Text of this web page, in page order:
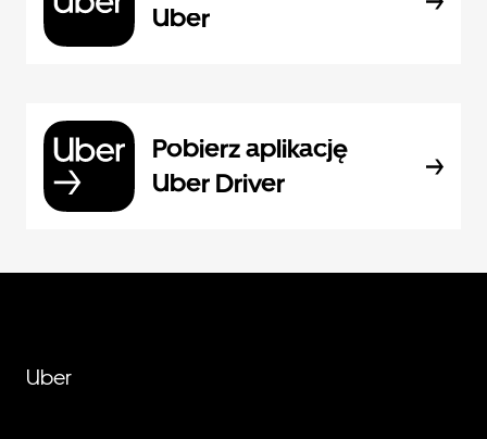
Uber
Pobierz aplikację
Uber Driver
Uber